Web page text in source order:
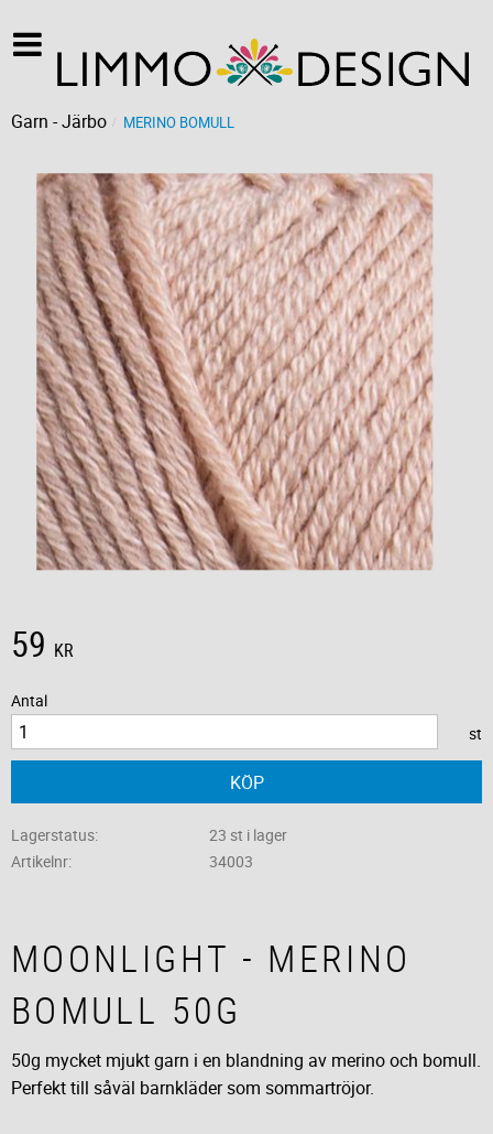
Garn - Järbo MERINO BOMULL
59 KR
Antal
st
KÖP
Lagerstatus
23 st i lager
Artikelnr
34003
MOONLIGHT - MERINO
BOMULL 50G
50g mycket mjukt garn i en blandning av merino och bomull.
Perfekt till såväl barnkläder som sommartröjor.